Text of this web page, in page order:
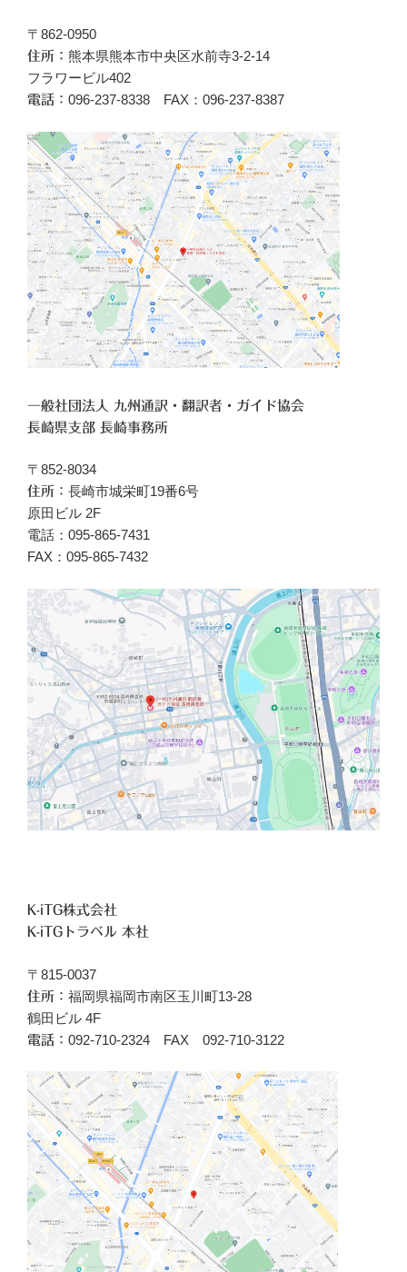
〒862-0950
住所： 熊本県熊本市中央区水前寺3-2-14
フラワービル402
電話： 096‐237-8338 FAX：096-237-8387
一般社団法人 九州通訳・翻訳者・ガイド協会
長崎県支部 長崎事務所
〒852-8034
住所： 長崎市城栄町19番6号
原田ビル 2F
電話：095-865-7431
FAX：095-865-7432
K-iTG株式会社
K-iTGトラベル 本社
〒815-0037
住所： 福岡県福岡市南区玉川町13-28
鶴田ビル 4F
電話： 092-710-2324 FAX 092-710-3122